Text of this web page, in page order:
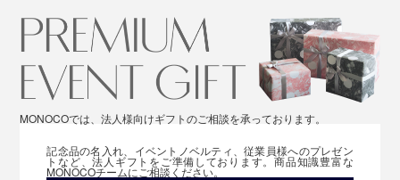
MONOCOでは、法人様向けギフトのご相談を承っております。
記念品の名入れ、イベントノベルティ、従業員様へのプレゼン
トなど、法人ギフトをご準備しております。商品知識豊富な
MONOCOチームにご相談ください。